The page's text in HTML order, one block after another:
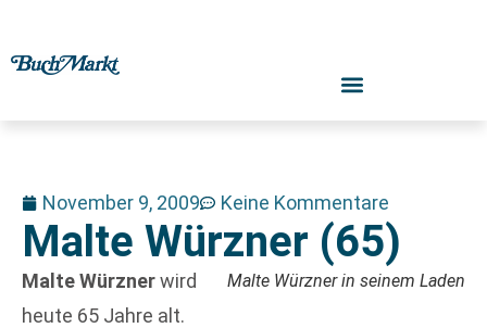
November 9, 2009 Keine Kommentare
Malte Würzner (65)
Malte Würzner in seinem Laden
Malte Würznerwird
heute 65 Jahre alt.